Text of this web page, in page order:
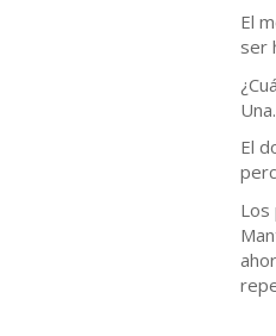
El
ser
El
Los